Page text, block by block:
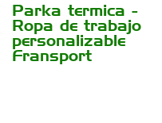
Parka termica -
Ropa de trabajo
personalizable
Fransport